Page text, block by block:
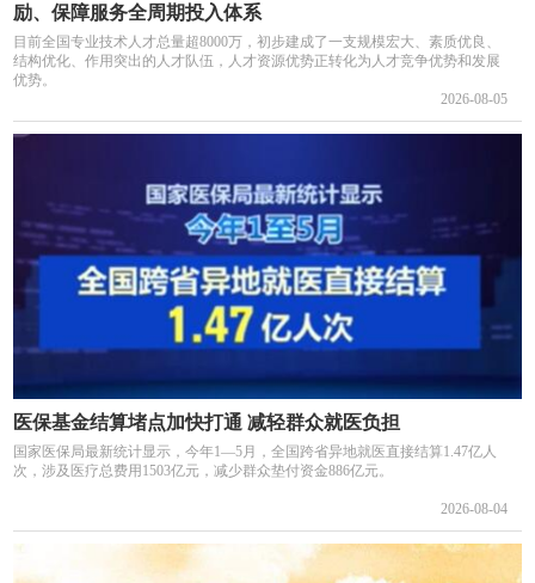
励、保障服务全周期投入体系
目前全国专业技术人才总量超8000万，初步建成了一支规模宏大、素质优良、
结构优化、作用突出的人才队伍，人才资源优势正转化为人才竞争优势和发展
优势。
2026-08-05
医保基金结算堵点加快打通 减轻群众就医负担
国家医保局最新统计显示，今年1—5月，全国跨省异地就医直接结算1.47亿人
次，涉及医疗总费用1503亿元，减少群众垫付资金886亿元。
2026-08-04